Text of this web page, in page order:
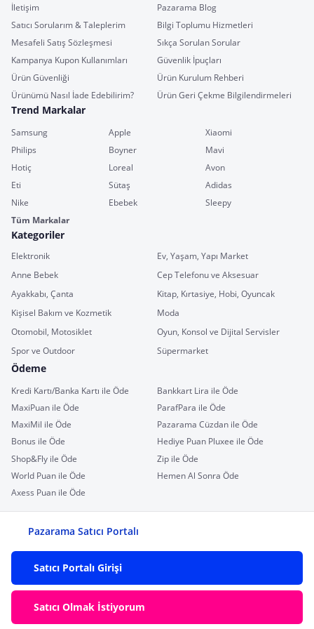
İletişim
Pazarama Blog
Satıcı Sorularım & Taleplerim
Bilgi Toplumu Hizmetleri
Mesafeli Satış Sözleşmesi
Sıkça Sorulan Sorular
Kampanya Kupon Kullanımları
Güvenlik İpuçları
Ürün Güvenliği
Ürün Kurulum Rehberi
Ürünümü Nasıl İade Edebilirim?
Ürün Geri Çekme Bilgilendirmeleri
Trend Markalar
Samsung Apple
Xiaomi
Philips
Boyner
Mavi
Hotiç
Loreal
Avon
Eti
Sütaş
Adidas
Nike
Ebebek
Sleepy
Tüm Markalar
Kategoriler
Elektronik
Ev, Yaşam, Yapı Market
Anne Bebek
Cep Telefonu ve Aksesuar
Ayakkabı, Çanta
Kitap, Kırtasiye, Hobi, Oyuncak
Kişisel Bakım ve Kozmetik
Moda
Otomobil, Motosiklet
Oyun, Konsol ve Dijital Servisler
Spor ve Outdoor
Süpermarket
Ödeme
Kredi Kartı/Banka Kartı ile Öde
Bankkart Lira ile Öde
MaxiPuan ile Öde
ParafPara ile Öde
MaxiMil ile Öde
Pazarama Cüzdan ile Öde
Bonus ile Öde
Hediye Puan Pluxee ile Öde
Shop&Fly ile Öde
Zip ile Öde
World Puan ile Öde
Hemen Al Sonra Öde
Axess Puan ile Öde
Pazarama Satıcı Portalı
Satıcı Portalı Girişi
Satıcı Olmak İstiyorum